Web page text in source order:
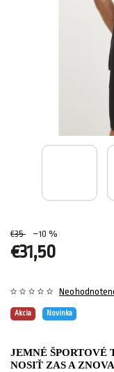
€35 –10 %
€31,50
Akcia Novinka
JEMNÉ ŠPORTOVÉ
NOSIŤ ZAS A